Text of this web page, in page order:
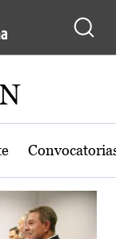
Castilla-